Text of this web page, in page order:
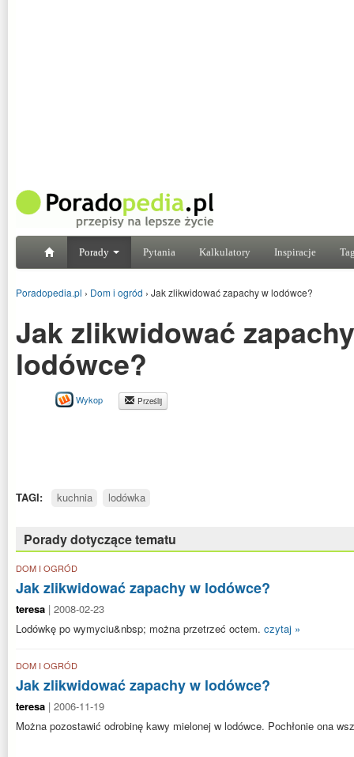
Porady Pytania Kalkulatory Inspiracje
Poradopedia.pl › Dom i ogród › Jak zlikwidować zapachy w lodówce?
Jak zlikwidować
lodówce?
Wykop Prześlij
TAGI: kuchnia lodówka
Porady dotyczące tematu
DOM I OGRÓD
Jak zlikwidować zapachy w lodówce?
teresa | 2008-02-23
Lodówkę po wymyciu&nbsp; można przetrzeć octem. czytaj »
DOM I OGRÓD
Jak zlikwidować zapachy w lodówce?
teresa | 2006-11-19
Można pozostawić odrobinę kawy mielonej w lodówce. Pochłonie ona